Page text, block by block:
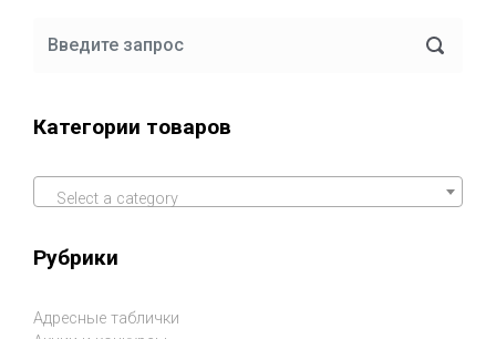
Категории товаров
Select a category
Рубрики
Адресные таблички